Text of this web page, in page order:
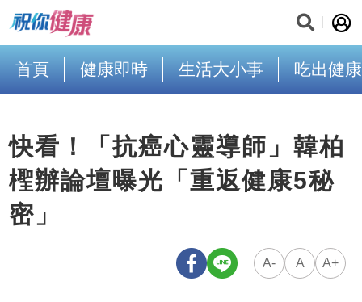
首頁 健康即時 生活大小事 吃出健康
快看！「抗癌心靈導師」韓柏
檉辦論壇曝光「重返健康5秘
密」
A- A A+